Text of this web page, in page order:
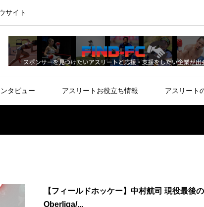
サイト
タビュー アスリートお役立ち情報 アスリート
【フィールドホッケー】中村航司 現役最後
Oberliga/...